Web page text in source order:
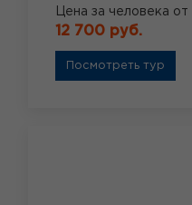
Цена за человека от
12 700 руб.
Посмотреть тур